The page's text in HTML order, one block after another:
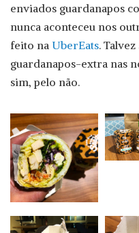
enviados guardanapos
nunca aconteceu nos
feito na UberEats.
guardanapos-extra nas
sim, pelo não.